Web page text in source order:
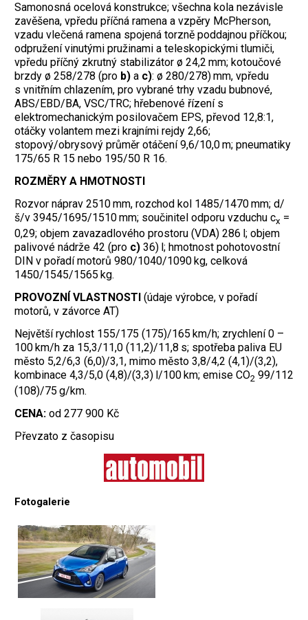
Samonosná ocelová konstrukce; všechna kola nezávisle
zavěšena, vpředu příčná ramena a vzpěry McPherson,
vzadu vlečená ramena spojená torzně poddajnou příčkou;
odpružení vinutými pružinami a teleskopickými tlumiči,
vpředu příčný zkrutný stabilizátor ø 24,2 mm; kotoučové
brzdy ø 258/278 (pro b) a c): ø 280/278) mm, vpředu
s vnitřním chlazením, pro vybrané trhy vzadu bubnové,
ABS/EBD/BA, VSC/TRC; hřebenové řízení s
elektromechanickým posilovačem EPS, převod 12,8:1,
otáčky volantem mezi krajními rejdy 2,66;
stopový/obrysový průměr otáčení 9,6/10,0 m; pneumatiky
175/65 R 15 nebo 195/50 R 16.
ROZMĚRY A HMOTNOSTI
Rozvor náprav 2510 mm, rozchod kol 1485/1470 mm; d/
š/v 3945/1695/1510 mm; součinitel odporu vzduchu cx =
0,29; objem zavazadlového prostoru (VDA) 286 l; objem
palivové nádrže 42 (pro c) 36) l; hmotnost pohotovostní
DIN v pořadí motorů 980/1040/1090 kg, celková
1450/1545/1565 kg.
PROVOZNÍ VLASTNOSTI (údaje výrobce, v pořadí
motorů, v závorce AT)
Největší rychlost 155/175 (175)/165 km/h; zrychlení 0 –
100 km/h za 15,3/11,0 (11,2)/11,8 s; spotřeba paliva EU
město 5,2/6,3 (6,0)/3,1, mimo město 3,8/4,2 (4,1)/(3,2),
kombinace 4,3/5,0 (4,8)/(3,3) l/100 km; emise CO2 99/112
(108)/75 g/km.
CENA: od 277 900 Kč
Převzato z časopisu
Fotogalerie